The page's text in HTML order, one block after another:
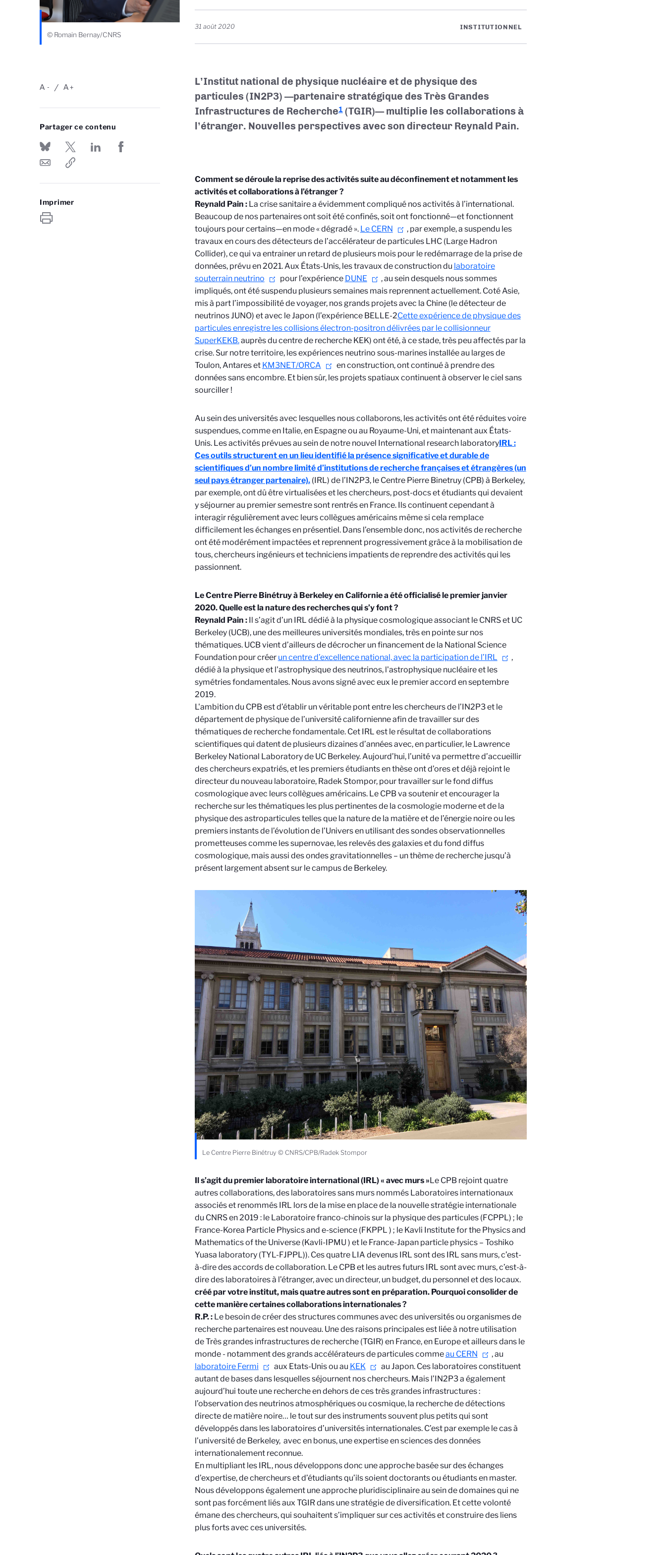
© Romain Bernay/CNRS
-
A +
A
Partager ce contenu
Imprimer
31 août 2020 INSTITUTIONNEL
L’Institut national de physique nucléaire et de physique des
particules (IN2P3) —partenaire stratégique des Très Grandes
Infrastructures de Recherche1(TGIR)— multiplie les collaborations à
l’étranger. Nouvelles perspectives avec son directeur Reynald Pain.
Comment se déroule la reprise des activités suite au déconfinement et notamment les
activités et collaborations à l’étranger ?
Reynald Pain :La crise sanitaire a évidemment compliqué nos activités à l’international.
Beaucoup de nos partenaires ont soit été confinés, soit ont fonctionné—et fonctionnent
toujours pour certains—en mode « dégradé ». Le CERN
, par exemple, a suspendu les
travaux en cours des détecteurs de l’accélérateur de particules LHC (Large Hadron
Collider), ce qui va entrainer un retard de plusieurs mois pour le redémarrage de la prise de
données, prévu en 2021. Aux États-Unis, les travaux de construction du laboratoire
souterrain neutrino
pour l’expérience DUNE
, au sein desquels nous sommes
impliqués, ont été suspendu plusieurs semaines mais reprennent actuellement. Coté Asie,
mis à part l’impossibilité de voyager, nos grands projets avec la Chine (le détecteur de
neutrinos JUNO) et avec le Japon (l’expérience BELLE-2Cette expérience de physique des
particules enregistre les collisions électron-positron délivrées par le collisionneur
SuperKEKB.auprès du centre de recherche KEK) ont été, à ce stade, très peu affectés par la
crise. Sur notre territoire, les expériences neutrino sous-marines installée au larges de
Toulon, Antares et KM3NET/ORCA
en construction, ont continué à prendre des
données sans encombre. Et bien sûr, les projets spatiaux continuent à observer le ciel sans
sourciller !
Au sein des universités avec lesquelles nous collaborons, les activités ont été réduites voire
suspendues, comme en Italie, en Espagne ou au Royaume-Uni, et maintenant aux États-
Unis. Les activités prévues au sein de notre nouvel International research laboratoryIRL :
Ces outils structurent en un lieu identifié la présence significative et durable de
scientifiques d’un nombre limité d’institutions de recherche françaises et étrangères (un
seul pays étranger partenaire).(IRL) de l’IN2P3, le Centre Pierre Binetruy (CPB) à Berkeley,
par exemple, ont dû être virtualisées et les chercheurs, post-docs et étudiants qui devaient
y séjourner au premier semestre sont rentrés en France. Ils continuent cependant à
interagir régulièrement avec leurs collègues américains même si cela remplace
difficilement les échanges en présentiel. Dans l’ensemble donc, nos activités de recherche
ont été modérément impactées et reprennent progressivement grâce à la mobilisation de
tous, chercheurs ingénieurs et techniciens impatients de reprendre des activités qui les
passionnent.
Le Centre Pierre Binétruy à Berkeley en Californie a été officialisé le premier janvier
2020. Quelle est la nature des recherches qui s’y font ?
Reynald Pain :Il s’agit d’un IRL dédié à la physique cosmologique associant le CNRS et UC
Berkeley (UCB), une des meilleures universités mondiales, très en pointe sur nos
thématiques. UCB vient d’ailleurs de décrocher un financement de la National Science
Foundation pour créer un centre d’excellence national, avec la participation de l’IRL
,
dédié à la physique et l'astrophysique des neutrinos, l'astrophysique nucléaire et les
symétries fondamentales. Nous avons signéavec eux le premier accord en septembre
2019.
L'ambition du CPB est d’établir un véritable pont entre les chercheurs de l’IN2P3 et le
département de physique de l’université californienne afin de travailler sur des
thématiques de recherche fondamentale. Cet IRL est le résultat de collaborations
scientifiques qui datent de plusieurs dizaines d’années avec, en particulier, le Lawrence
Berkeley National Laboratoryde UC Berkeley. Aujourd’hui, l’unité va permettre d’accueillir
des chercheurs expatriés, et les premiers étudiants en thèse ont d’ores et déjà rejoint le
directeur du nouveau laboratoire, Radek Stompor, pour travailler sur le fond diffus
cosmologique avec leurs collègues américains. Le CPB va soutenir et encourager la
recherche sur les thématiques les plus pertinentes de la cosmologie moderne et de la
physique des astroparticules telles que la nature de la matière et de l’énergie noire ou les
premiers instants de l’évolution de l’Univers en utilisant des sondes observationnelles
prometteuses comme les supernovae, les relevés des galaxies et du fond diffus
cosmologique, mais aussi des ondes gravitationnelles – un thème de recherche jusqu’à
présent largement absent sur le campus de Berkeley.
Le Centre Pierre Binétruy © CNRS/CPB/Radek Stompor
Il s’agit du premier laboratoire international (IRL) « avec murs »Le CPB rejoint quatre
autres collaborations, des laboratoires sans murs nommés Laboratoires internationaux
associés et renommés IRL lors de la mise en place de la nouvelle stratégie internationale
du CNRS en 2019 : le Laboratoire franco-chinois sur la physique des particules (FCPPL) ; le
France-Korea Particle Physics and e-science (FKPPL ) ; le Kavli Institute for the Physics and
Mathematics of the Universe (Kavli-IPMU ) et le France-Japan particle physics – Toshiko
Yuasa laboratory (TYL-FJPPL)). Ces quatre LIA devenus IRL sont des IRL sans murs, c’est-
à-dire des accords de collaboration. Le CPB et les autres futurs IRL sont avec murs, c’est-à-
dire des laboratoires à l’étranger, avec un directeur, un budget, du personnel et des locaux.
créé par votre institut, mais quatre autres sont en préparation. Pourquoi consolider de
cette manière certaines collaborations internationales ?
R.P. :Le besoin de créer des structures communes avec des universités ou organismes de
recherche partenaires est nouveau. Une des raisons principales est liée à notre utilisation
de Très grandes infrastructures de recherche (TGIR) en France, en Europe et ailleurs dans le
monde - notamment des grands accélérateurs de particules commeau CERN
, au
laboratoire Fermi
aux Etats-Unis ou au KEK
au Japon. Ces laboratoires constituent
autant de bases dans lesquelles séjournent nos chercheurs. Mais l’IN2P3 a également
aujourd’hui toute une recherche en dehors de ces très grandes infrastructures :
l’observation des neutrinos atmosphériques ou cosmique, la recherche de détections
directe de matière noire… le tout sur des instruments souvent plus petits qui sont
développés dans les laboratoires d’universités internationales. C’est par exemple le cas à
l’université de Berkeley, avec en bonus, une expertise en sciences des données
internationalement reconnue.
En multipliant les IRL, nous développons donc une approche basée sur des échanges
d’expertise, de chercheurs et d’étudiants qu’ils soient doctorants ou étudiants en master.
Nous développons également une approche pluridisciplinaire au sein de domaines qui ne
sont pas forcément liés aux TGIR dans une stratégie de diversification. Et cette volonté
émane des chercheurs, qui souhaitent s’impliquer sur ces activités et construire des liens
plus forts avec ces universités.